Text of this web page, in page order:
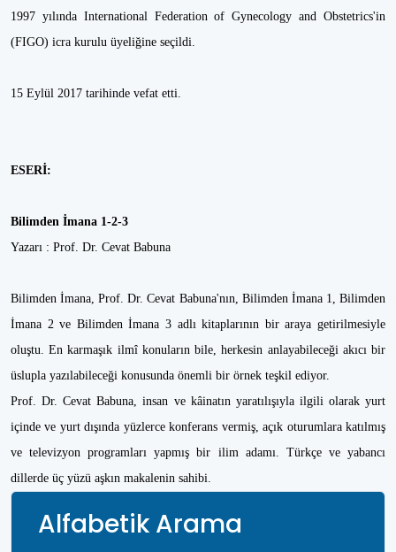
1997 yılında International Federation of Gynecology and Obstetrics'in
(FIGO) icra kurulu üyeliğine seçildi.
15 Eylül 2017 tarihinde vefat etti.
ESERİ:
Bilimden İmana 1-2-3
Yazarı : Prof. Dr. Cevat Babuna
Bilimden İmana, Prof. Dr. Cevat Babuna'nın, Bilimden İmana 1, Bilimden
İmana 2 ve Bilimden İmana 3 adlı kitaplarının bir araya getirilmesiyle
oluştu. En karmaşık ilmî konuların bile, herkesin anlayabileceği akıcı bir
üslupla yazılabileceği konusunda önemli bir örnek teşkil ediyor.
Prof. Dr. Cevat Babuna, insan ve kâinatın yaratılışıyla ilgili olarak yurt
içinde ve yurt dışında yüzlerce konferans vermiş, açık oturumlara katılmış
ve televizyon programları yapmış bir ilim adamı. Türkçe ve yabancı
dillerde üç yüzü aşkın makalenin sahibi.
Alfabetik Arama